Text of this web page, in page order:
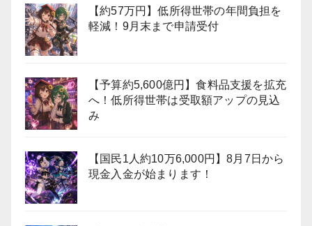
【約57万円】低所得世帯の年間負担を
軽減！9月末まで申請受付
【予算約5,600億円】食料品支援を拡充
へ！低所得世帯は受取額アップの見込
み
【国民1人約10万6,000円】8月7日から
現金入金が始まります！